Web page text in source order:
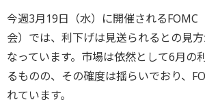
今週3月19日（水）に開催されるFOMC
会）では、利下げは見送られるとの見
なっています。市場は依然として6月の
るものの、その確度は揺らいでおり、
れています。